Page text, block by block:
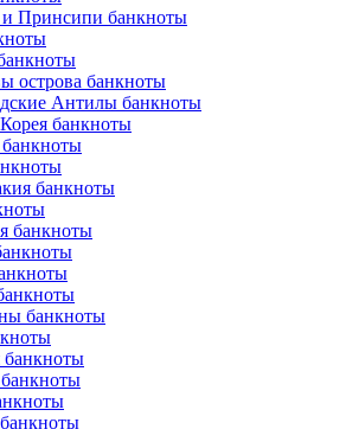
Принсипи банкноты
острова банкноты
Антилы банкноты
банкноты
банкноты
банкноты
банкноты